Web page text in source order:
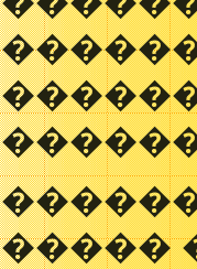
�����